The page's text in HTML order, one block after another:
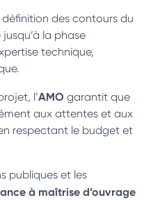
des contours du
la phase
technique,
l’AMO garantit que
aux attentes et aux
respectant le budget et
publiques et les
à maîtrise d’ouvrage